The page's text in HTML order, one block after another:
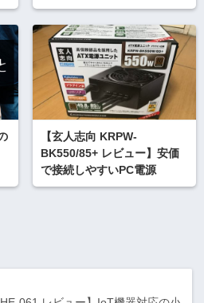
【玄人志向 KRPW-
BK550/85+ レビュー】安価
で接続しやすいPC電源